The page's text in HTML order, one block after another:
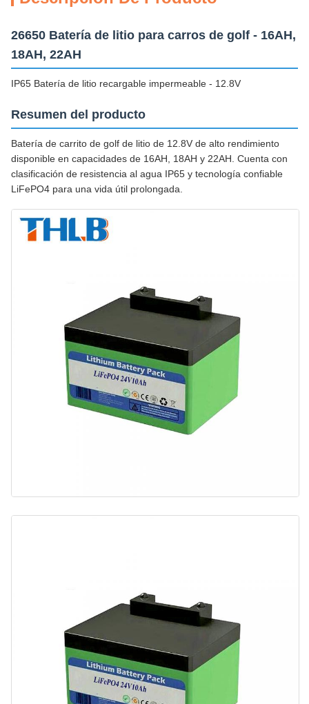
26650 Batería de litio para carros de golf - 16AH,
18AH, 22AH
IP65 Batería de litio recargable impermeable - 12.8V
Resumen del producto
Batería de carrito de golf de litio de 12.8V de alto rendimiento
disponible en capacidades de 16AH, 18AH y 22AH. Cuenta con
clasificación de resistencia al agua IP65 y tecnología confiable
LiFePO4 para una vida útil prolongada.